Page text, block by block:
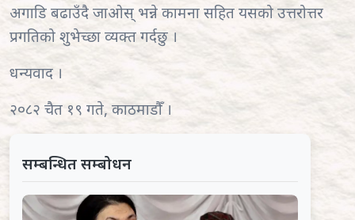
अगाडि बढाउँदै जाओस् भन्ने कामना सहित यसको उत्तरोत्तर
प्रगतिको शुभेच्छा व्यक्त गर्दछु ।
धन्यवाद ।
२०८२ चैत १९ गते, काठमाडौँ ।
सम्बन्धित सम्बोधन